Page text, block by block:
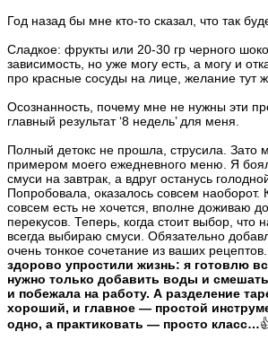
Год назад бы мне кто-то сказал, что так
Сладкое: фрукты или 20-30 гр черного
зависимость, но уже могу есть, а могу и
про красные сосуды на лице, желание тут
Осознанность, почему мне не нужны эти
главный результат ‘8 недель’ для меня.
Полный детокс не прошла, струсила. Зато
примером моего ежедневного меню. Я
смуси на завтрак, а вдруг останусь
Попробовала, оказалось совсем наоборот.
совсем есть не хочется, вполне доживаю
перекусов. Теперь, когда стоит выбор, что
всегда выбираю смуси. Обязательно
очень тонкое сочетание из ваших рецептов.
здорово упростили жизнь: я готовлю
нужно только добавить воды и
и побежала на работу. А разделение
хороший, и главное — простой
одно, а практиковать — просто класс…